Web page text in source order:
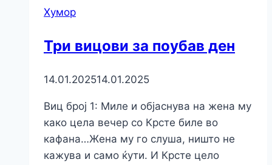
Хумор
Три вицови за поубав ден
14.01.202514.01.2025
Виц број 1: Миле и објаснува на жена му
како цела вечер со Крсте биле во
кафана…Жена му го слуша, ништо не
кажува и само ќути. И Крсте цело